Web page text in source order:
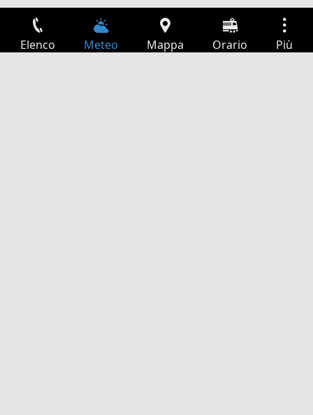
Elenco Meteo Mappa Orario Più